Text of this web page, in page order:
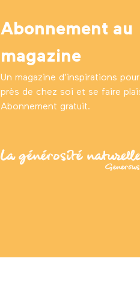
Abonnement au
magazine
Un magazine d’inspirations
près de chez soi et se faire
Abonnement gratuit.